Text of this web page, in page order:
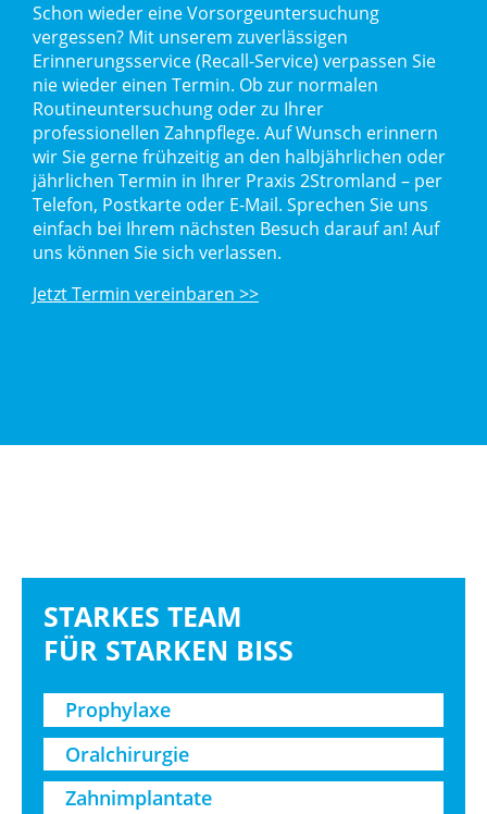
Schon wieder eine Vorsorgeuntersuchung
vergessen? Mit unserem zuverlässigen
Erinnerungsservice (Recall-Service) verpassen Sie
nie wieder einen Termin. Ob zur normalen
Routineuntersuchung oder zu Ihrer
professionellen Zahnpflege. Auf Wunsch erinnern
wir Sie gerne frühzeitig an den halbjährlichen oder
jährlichen Termin in Ihrer Praxis 2Stromland – per
Telefon, Postkarte oder E-Mail. Sprechen Sie uns
einfach bei Ihrem nächsten Besuch darauf an! Auf
uns können Sie sich verlassen.
Jetzt Termin vereinbaren >>
STARKES TEAM
FÜR STARKEN BISS
Prophylaxe
Oralchirurgie
Zahnimplantate